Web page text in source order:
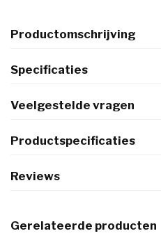
Productomschrijving
Specificaties
Veelgestelde vragen
Productspecificaties
Reviews
Gerelateerde producten